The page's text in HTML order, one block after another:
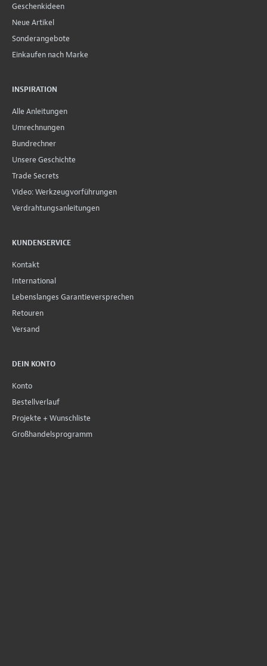
Geschenkideen
Neue Artikel
Sonderangebote
Einkaufen nach Marke
INSPIRATION
Alle Anleitungen
Umrechnungen
Bundrechner
Unsere Geschichte
Trade Secrets
Video: Werkzeugvorführungen
Verdrahtungsanleitungen
KUNDENSERVICE
Kontakt
International
Lebenslanges Garantieversprechen
Retouren
Versand
DEIN KONTO
Konto
Bestellverlauf
Projekte + Wunschliste
Großhandelsprogramm